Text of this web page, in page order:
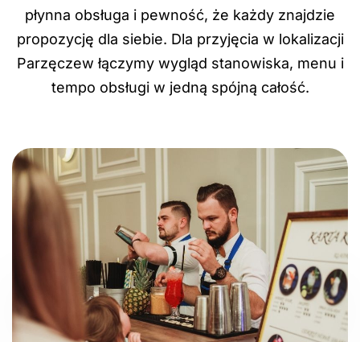
płynna obsługa i pewność, że każdy znajdzie
propozycję dla siebie. Dla przyjęcia w lokalizacji
Parzęczew łączymy wygląd stanowiska, menu i
tempo obsługi w jedną spójną całość.